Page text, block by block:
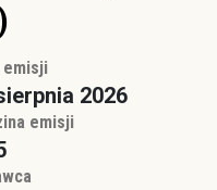
emisji
2026
emisji